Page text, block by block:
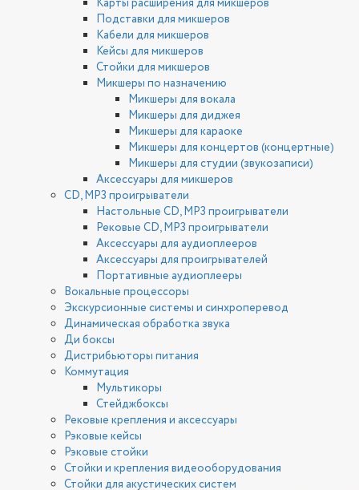
Карты расширения для микшеров
Подставки для микшеров
Кабели для микшеров
Кейсы для микшеров
Стойки для микшеров
Микшеры по назначению
Микшеры для вокала
Микшеры для диджея
Микшеры для караоке
Микшеры для концертов (концертные)
Микшеры для студии (звукозаписи)
Аксессуары для микшеров
CD, MP3 проигрыватели
Настольные CD, MP3 проигрыватели
Рековые CD, MP3 проигрыватели
Аксессуары для аудиоплееров
Аксессуары для проигрывателей
Портативные аудиоплееры
Вокальные процессоры
Экскурсионные системы и синхроперевод
Динамическая обработка звука
Ди боксы
Дистрибьюторы питания
Коммутация
Мультикоры
Стейджбоксы
Рековые крепления и аксессуары
Рэковые кейсы
Рэковые стойки
Стойки и крепления видеооборудования
Стойки для акустических систем